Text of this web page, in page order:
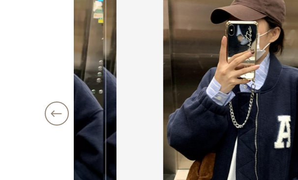
配送方法
カラー
サイズ
数量
ショッピングを続ける
❃
新着商品
商品一覧
最近チェックした商品
注文履歴
ご利用ガイド
当店について
親カテゴリー
～